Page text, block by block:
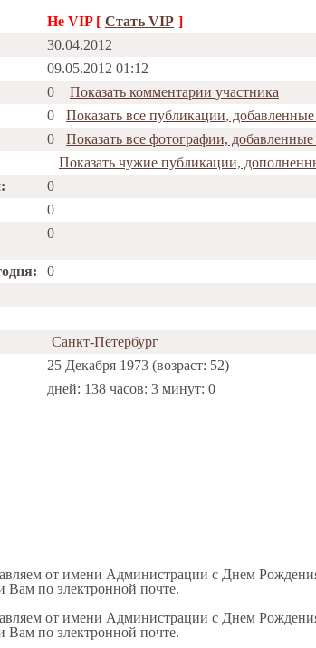
Не VIP [ Стать VIP ]
30.04.2012
09.05.2012 01:12
0
Показать комментарии участника
0
Показать все публикации,
0
Показать все фотографии,
Показать чужие публикации,
0
0
0
0
Санкт-Петербург
25 Декабря 1973 (возраст: 52)
дней: 138 часов: 3 минут: 0
от имени Администрации с Днем
Вам по электронной почте.
от имени Администрации с Днем
Вам по электронной почте.